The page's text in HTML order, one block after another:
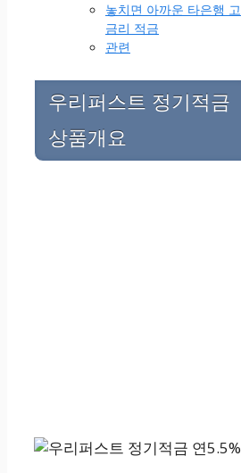
놓치면 아까운 타은행 고
금리 적금
관련
우리퍼스트 정기적금
상품개요